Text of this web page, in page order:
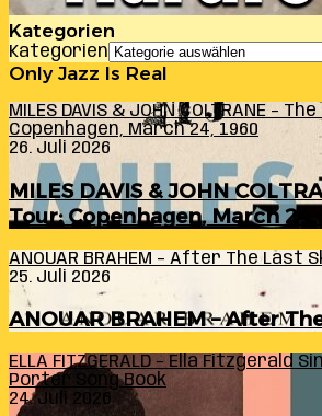
Kategorien
Kategorien
Only Jazz Is Real
MILES DAVIS & JOHN COLTRANE –
Copenhagen, March 24, 1960
26. Juli 2026
MILES DAVIS & JOHN
Tour: Copenhagen, March 24,
ANOUAR BRAHEM – After The Last
25. Juli 2026
ANOUAR BRAHEM – After
ELLA FITZGERALD – Ella Fitzgerald
Porter Song Book
24. Juli 2026